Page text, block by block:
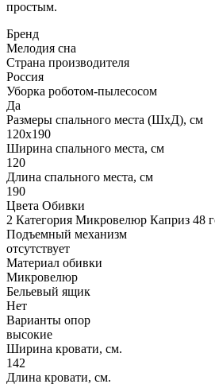
простым.
Бренд
Мелодия сна
Страна производителя
Россия
Уборка роботом-пылесосом
Да
Размеры спального места (ШхД), см
120х190
Ширина спального места, см
120
Длина спального места, см
190
Цвета Обивки
2 Категория Микровелюр Каприз 48
Подъемный механизм
отсутствует
Материал обивки
Микровелюр
Бельевый ящик
Нет
Варианты опор
высокие
Ширина кровати, см.
142
Длина кровати, см.